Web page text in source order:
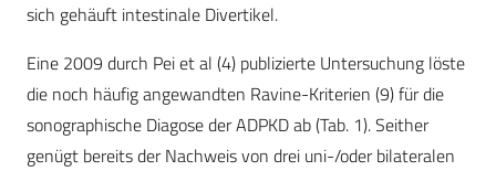
sich gehäuft intestinale Divertikel.
Eine 2009 durch Pei et al (4) publizierte Untersuchung löste
die noch häufig angewandten Ravine-Kriterien (9) für die
sonographische Diagose der ADPKD ab (Tab. 1). Seither
genügt bereits der Nachweis von drei uni-/oder bilateralen